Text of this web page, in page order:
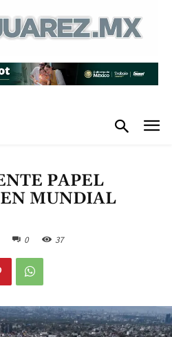
PAPEL
MUNDIAL
0 37